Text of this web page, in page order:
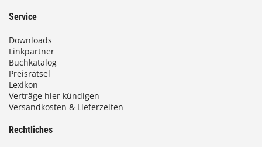
Service
Downloads
Linkpartner
Buchkatalog
Preisrätsel
Lexikon
Verträge hier kündigen
Versandkosten & Lieferzeiten
Rechtliches